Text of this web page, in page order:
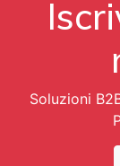
Soluzioni